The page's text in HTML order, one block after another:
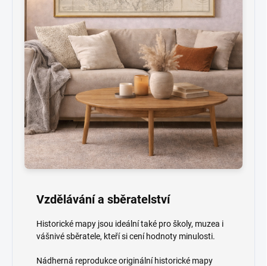
Vzdělávání a sběratelství
Historické mapy jsou ideální také pro školy, muzea i
vášnivé sběratele, kteří si cení hodnoty minulosti.
Nádherná reprodukce originální historické mapy